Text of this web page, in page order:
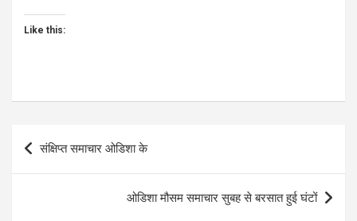
Like this:
Post
navigation
संक्षिप्त समाचार ओडिशा के
ओडिशा मौसम समाचार सुबह से बरसात हुई घंटों